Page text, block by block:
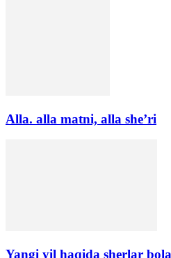
Alla. alla matni, alla she’ri
Yangi yil haqida sherlar